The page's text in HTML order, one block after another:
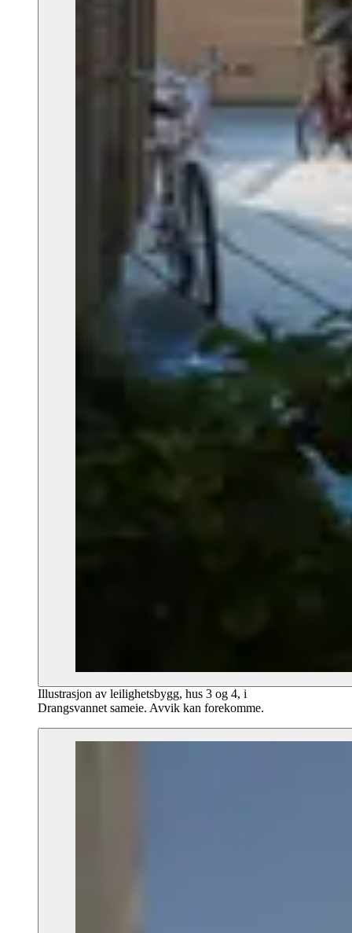
Illustrasjon av leilighetsbygg, hus 3 og 4, i
Drangsvannet sameie. Avvik kan forekomme.